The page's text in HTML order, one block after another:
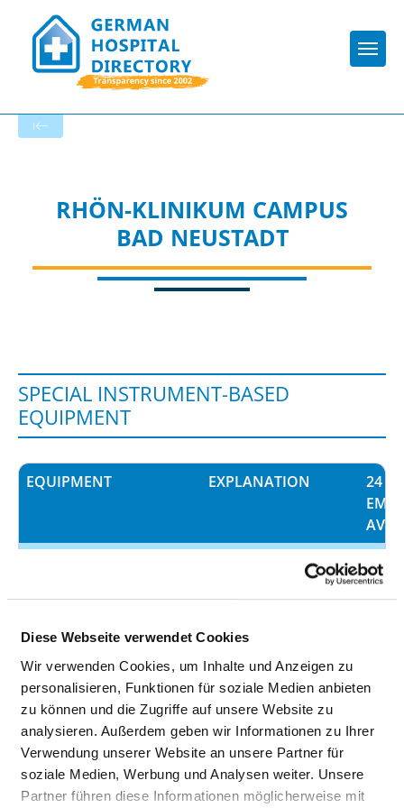
Diese Webseite verwendet Cookies
Wir verwenden Cookies, um Inhalte und Anzeigen zu
personalisieren, Funktionen für soziale Medien anbieten
zu können und die Zugriffe auf unsere Website zu
analysieren. Außerdem geben wir Informationen zu Ihrer
Verwendung unserer Website an unsere Partner für
soziale Medien, Werbung und Analysen weiter. Unsere
Partner führen diese Informationen möglicherweise mit
RHÖN-KLINIKUM CAMPUS
BAD NEUSTADT
SPECIAL INSTRUMENT-BASED
EQUIPMENT
EQUIPMENT EXPLANATION
24
Yes
pre-term neonates and
neonates
Computed Tomography
(CT)
Am Campus Bad
Neustadt kommt
seit 06/2025 der
hochmoderne
Photonen-CT
Yes